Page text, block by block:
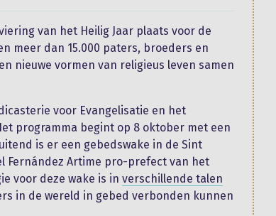
van het Heilig Jaar plaats voor de
meer dan 15.000 paters, broeders en
nieuwe vormen van religieus leven samen
voor Evangelisatie en het
programma begint op 8 oktober met een
is er een gebedswake in de Sint
Fernández Artime pro-prefect van het
voor deze wake is in verschillende talen
in de wereld in gebed verbonden kunnen